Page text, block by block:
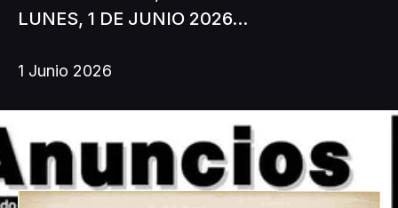
LUNES, 1 DE JUNIO 2026...
1 Junio 2026